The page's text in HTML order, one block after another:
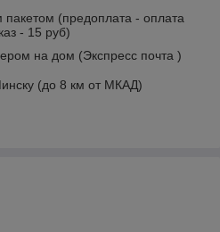
пакетом (предоплата - оплата
- 15 руб)
на дом (Экспресс почта )
(до 8 км от МКАД)